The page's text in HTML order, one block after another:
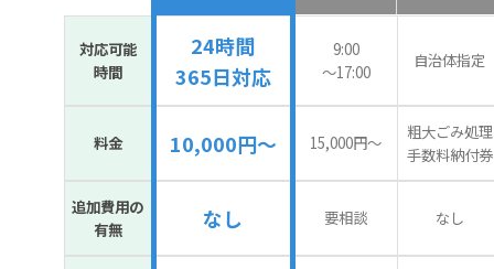
対応可能
時間
24時間
365日対応
9:00
〜17:00
自治体指定
料金 10,000円～ 15,000円〜
粗大ごみ処理
手数料納付券
追加費用の
有無
なし 要相談 なし